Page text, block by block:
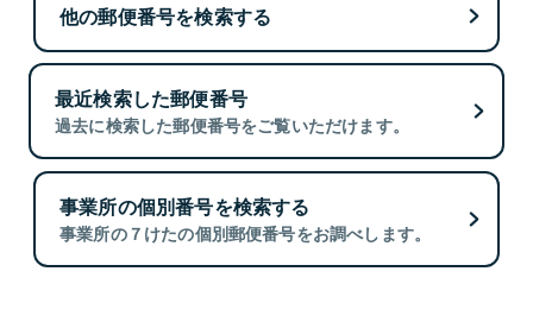
他の郵便番号を検索する
最近検索した郵便番号
過去に検索した郵便番号をご覧いただけます。
事業所の個別番号を検索する
事業所の７けたの個別郵便番号をお調べします。